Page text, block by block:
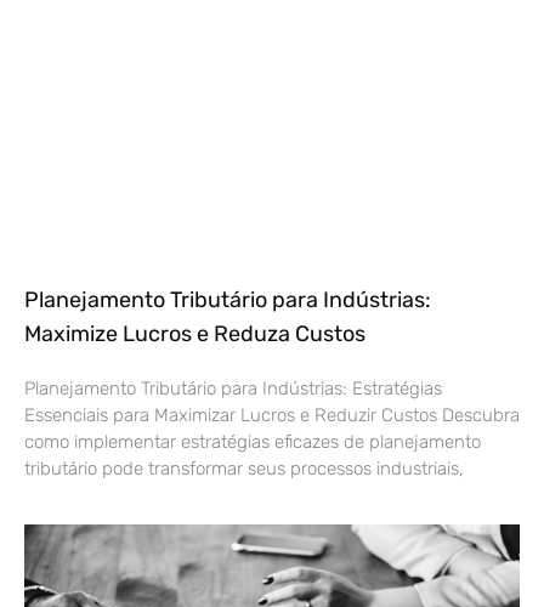
Planejamento Tributário para Indústrias:
Maximize Lucros e Reduza Custos
Planejamento Tributário para Indústrias: Estratégias
Essenciais para Maximizar Lucros e Reduzir Custos Descubra
como implementar estratégias eficazes de planejamento
tributário pode transformar seus processos industriais,